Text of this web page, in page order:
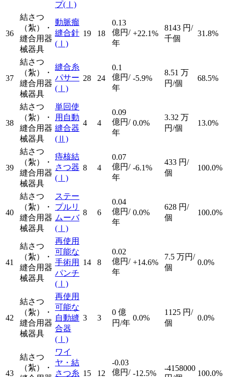
プ(Ⅰ)
36
結さつ
（紮）・
縫合用器
械器具
動脈瘤
縫合針
(Ⅰ)
19 18
0.13
億円/
年
+22.1%
8143 円/
千個
31.8%
37
結さつ
（紮）・
縫合用器
械器具
縫合糸
パサー
(Ⅰ)
28 24
0.1
億円/
年
-5.9%
8.51 万
円/個
68.5%
38
結さつ
（紮）・
縫合用器
械器具
単回使
用自動
縫合器
(Ⅱ)
4 4
0.09
億円/
年
0.0%
3.32 万
円/個
13.0%
39
結さつ
（紮）・
縫合用器
械器具
痔核結
さつ器
(Ⅰ)
8 4
0.07
億円/
年
-6.1%
433 円/
個
100.0%
40
結さつ
（紮）・
縫合用器
械器具
ステー
プルリ
ムーバ
(Ⅰ)
8 6
0.04
億円/
年
0.0%
628 円/
個
100.0%
41
結さつ
（紮）・
縫合用器
械器具
再使用
可能な
手術用
パンチ
(Ⅰ)
14 8
0.02
億円/
年
+14.6%
7.5 万円/
個
0.0%
42
結さつ
（紮）・
縫合用器
械器具
再使用
可能な
自動縫
合器
(Ⅰ)
3 3
0 億
円/年
0.0%
1125 円/
個
0.0%
43
結さつ
（紮）・
ワイ
ヤ・結
さつ糸 15 12
-0.03
億円/ -12.5%
-4158000
100.0%